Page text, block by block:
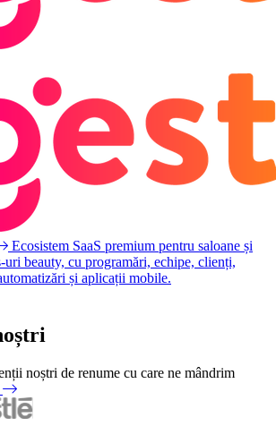
Ecosistem SaaS premium pentru saloane și
uri beauty, cu programări, echipe, clienți,
și aplicații mobile.
noștri de renume cu care ne mândrim